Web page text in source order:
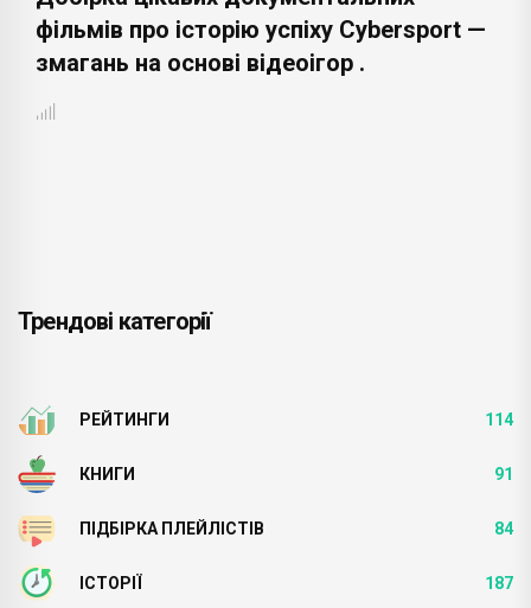
фільмів про історію успіху Cybersport —
змагань на основі відеоігор .
Трендові категорії
РЕЙТИНГИ 114
КНИГИ 91
ПІДБІРКА ПЛЕЙЛІСТІВ 84
ІСТОРІЇ 187